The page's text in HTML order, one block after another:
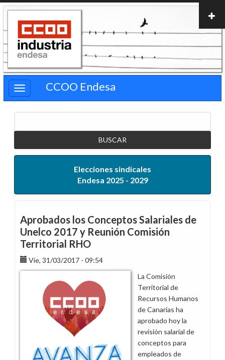
Pasar
contenido
principal
CCOO Endesa
Elecciones sindicales
Endesa 2025 - 2029
Aprobados los Conceptos Salariales de
Unelco 2017 y Reunión Comisión
Territorial RHO
Vie, 31/03/2017 - 09:54
La Comisión
Territorial de
Recursos Humanos
de Canarias ha
aprobado hoy la
revisión salarial de
conceptos para
empleados de